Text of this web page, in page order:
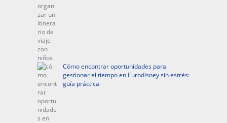
Cómo encontrar oportunidades para
gestionar el tiempo en Eurodisney sin estrés:
guía práctica